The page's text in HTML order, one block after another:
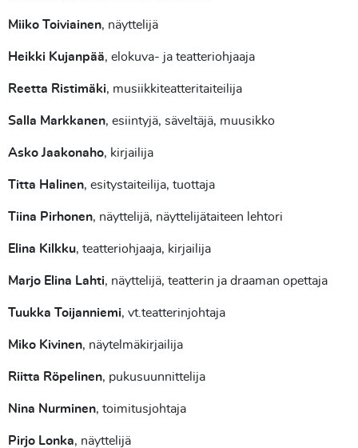
Miiko Toiviainen, näyttelijä
Heikki Kujanpää, elokuva- ja teatteriohjaaja
Reetta Ristimäki, musiikkiteatteritaiteilija
Salla Markkanen, esiintyjä, säveltäjä, muusikko
Asko Jaakonaho, kirjailija
Titta Halinen, esitystaiteilija, tuottaja
Tiina Pirhonen, näyttelijä, näyttelijätaiteen lehtori
Elina Kilkku, teatteriohjaaja, kirjailija
Marjo Elina Lahti, näyttelijä, teatterin ja draaman opettaja
Tuukka Toijanniemi, vt.teatterinjohtaja
Miko Kivinen, näytelmäkirjailija
Riitta Röpelinen, pukusuunnittelija
Nina Nurminen, toimitusjohtaja
Pirjo Lonka, näyttelijä